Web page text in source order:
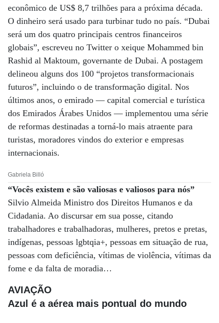
econômico de US$ 8,7 trilhões para a próxima década.
O dinheiro será usado para turbinar tudo no país. “Dubai
será um dos quatro principais centros financeiros
globais”, escreveu no Twitter o xeique Mohammed bin
Rashid al Maktoum, governante de Dubai. A postagem
delineou alguns dos 100 “projetos transformacionais
futuros”, incluindo o de transformação digital. Nos
últimos anos, o emirado — capital comercial e turística
dos Emirados Árabes Unidos — implementou uma série
de reformas destinadas a torná-lo mais atraente para
turistas, moradores vindos do exterior e empresas
internacionais.
Gabriela Billó
“Vocês existem e são valiosas e valiosos para nós”
Silvio Almeida Ministro dos Direitos Humanos e da
Cidadania. Ao discursar em sua posse, citando
trabalhadores e trabalhadoras, mulheres, pretos e pretas,
indígenas, pessoas lgbtqia+, pessoas em situação de rua,
pessoas com deficiência, vítimas de violência, vítimas da
fome e da falta de moradia…
AVIAÇÃO
Azul é a aérea mais pontual do mundo